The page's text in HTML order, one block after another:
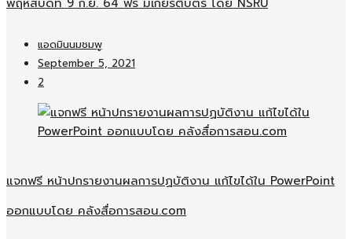
แอดมินนมชมพู
September 5, 2021
2
แจกฟรี หน้าปกรายงานผลการปฏบัติงาน แก้ไขได้ใน PowerPoint
ออกแบบโดย คลังสื่อการสอน.com